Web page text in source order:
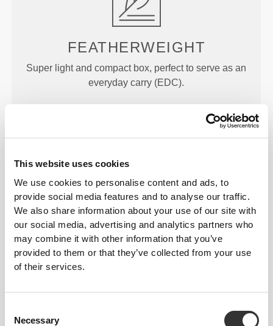
This website uses cookies
We use cookies to personalise content and ads, to
provide social media features and to analyse our traffic.
We also share information about your use of our site with
our social media, advertising and analytics partners who
may combine it with other information that you’ve
provided to them or that they’ve collected from your use
of their services.
Selection
Necessary
FEATHERWEIGHT
Super light and compact box, perfect to serve as an
everyday carry (EDC).
FOOD-GRADE MATERIAL
Store any type of food in these freezer- and
dishwasher-safe boxes that you can also put in the
microwave.
DIMENSIONS